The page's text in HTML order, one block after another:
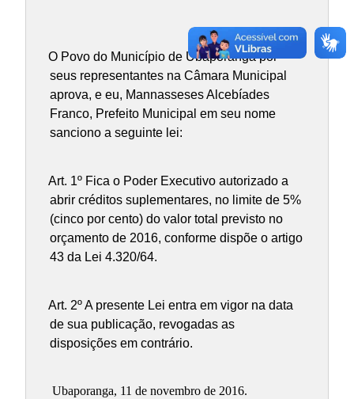
O Povo do Município de Ubaporanga por
seus representantes na Câmara Municipal
aprova, e eu, Mannasseses Alcebíades
Franco, Prefeito Municipal em seu nome
sanciono a seguinte lei:
Art. 1º Fica o Poder Executivo autorizado a
abrir créditos suplementares, no limite de 5%
(cinco por cento) do valor total previsto no
orçamento de 2016, conforme dispõe o artigo
43 da Lei 4.320/64.
Art. 2º A presente Lei entra em vigor na data
de sua publicação, revogadas as
disposições em contrário.
Ubaporanga, 11 de novembro de 2016.